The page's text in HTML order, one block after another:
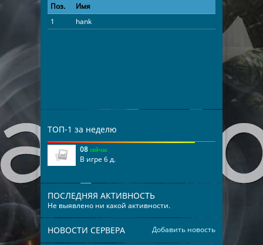
Поз. Имя
Время
1
hank 00:24:26
ТОП-1 за неделю
08 сейчас
В игре 6 д.
ПОСЛЕДНЯЯ АКТИВНОСТЬ
Не выявлено ни какой активности.
Добавить новость
НОВОСТИ СЕРВЕРА